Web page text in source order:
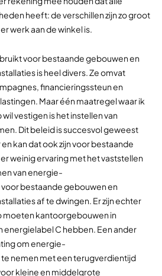
heeft: de verschillen zijn zo groot
werk aan de winkel is.
voor bestaande gebouwen en
is heel divers. Ze omvat
financieringssteun en
Maar één maatregel waar ik
vestigen is het instellen van
Dit beleid is succesvol geweest
kan dat ook zijn voor bestaande
weinig ervaring met het vaststellen
van energie-
bestaande gebouwen en
af te dwingen. Er zijn echter
moeten kantoorgebouwen in
energielabel C hebben. Een ander
om energie-
nemen met een terugverdientijd
kleine en middelgrote